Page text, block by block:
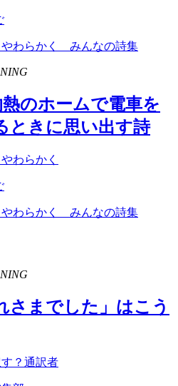
やわらかく みんなの詩集
熱のホームで電車を
ときに思い出す詩
わらかく
やわらかく みんなの詩集
さまでした」はこう
？通訳者